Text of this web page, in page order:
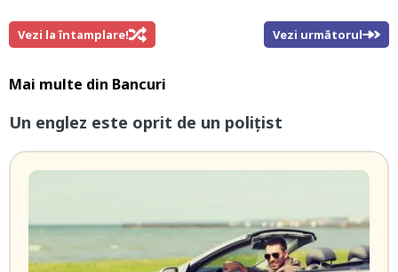
Vezi la întamplare! Vezi următorul
Mai multe din Bancuri
Un englez este oprit de un polițist